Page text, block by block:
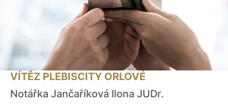
VÍTĚZ PLEBISCITY ORLOVÉ
Notářka Jančaříková Ilona JUDr.